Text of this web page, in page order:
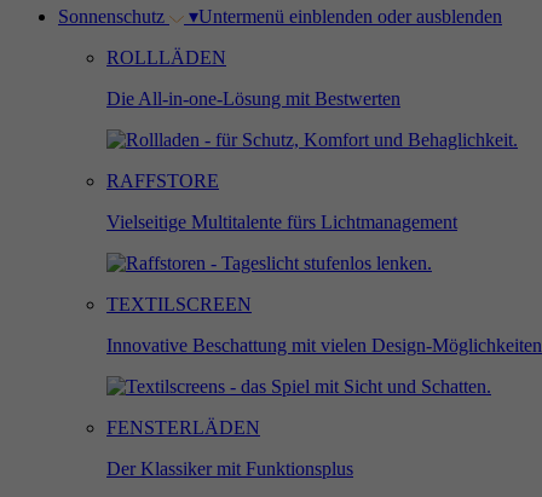
Sonnenschutz ▾Untermenü einblenden oder ausblenden
ROLLLÄDEN
Die All-in-one-Lösung mit Bestwerten
RAFFSTORE
Vielseitige Multitalente fürs Lichtmanagement
TEXTILSCREEN
Innovative Beschattung mit vielen Design-Möglichkeiten
FENSTERLÄDEN
Der Klassiker mit Funktionsplus